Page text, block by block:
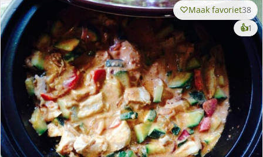
Maak favoriet38
👍1